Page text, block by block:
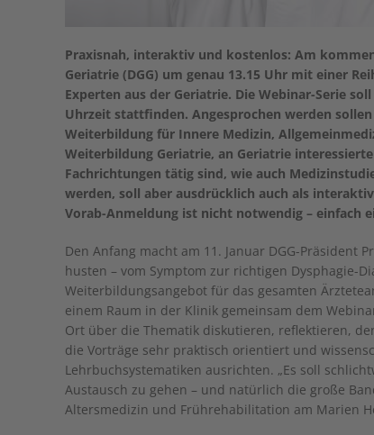
Praxisnah, interaktiv und kostenlos: Am
Geriatrie (DGG) um genau 13.15 Uhr mit einer
Experten aus der Geriatrie. Die Webinar-Serie
Uhrzeit stattfinden. Angesprochen werden
Weiterbildung für Innere Medizin,
Weiterbildung Geriatrie, an Geriatrie
Fachrichtungen tätig sind, wie auch
werden, soll aber ausdrücklich auch als
Vorab-Anmeldung ist nicht notwendig – einfach
Den Anfang macht am 11. Januar DGG-Präsident
husten – vom Symptom zur richtigen Dysphagie-
Weiterbildungsangebot für das gesamten
einem Raum in der Klinik gemeinsam dem
Ort über die Thematik diskutieren, reflektieren,
die Vorträge sehr praktisch orientiert und
Lehrbuchsystematiken ausrichten. „Es soll
Austausch zu gehen – und natürlich die große
Altersmedizin und Frührehabilitation am Marien